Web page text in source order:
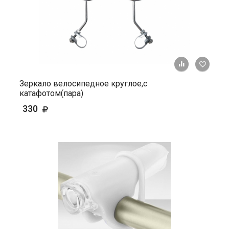
+ К
Зеркало велосипедное круглое,с
катафотом(пара)
330